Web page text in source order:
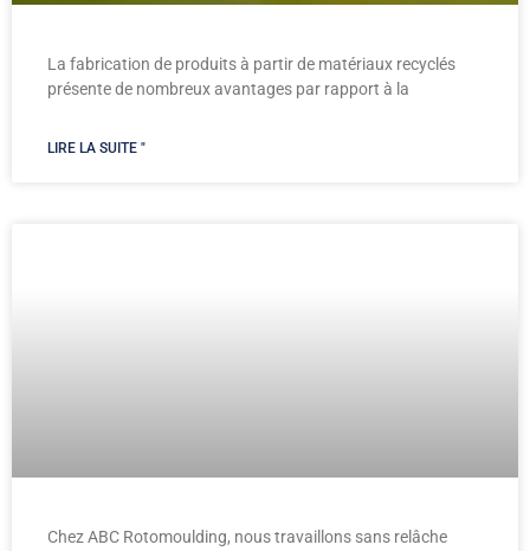
La fabrication de produits à partir de matériaux recyclés
présente de nombreux avantages par rapport à la
LIRE LA SUITE "
Chez ABC Rotomoulding, nous travaillons sans relâche